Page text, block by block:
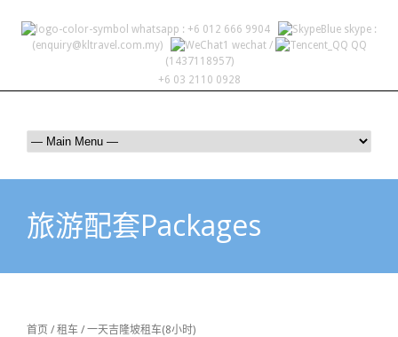
whatsapp : +6 012 666 9904
skype :
(enquiry@kltravel.com.my)
wechat /
QQ
(1437118957)
+6 03 2110 0928
旅游配套Packages
首页 / 租车 / 一天吉隆坡租车(8小时)